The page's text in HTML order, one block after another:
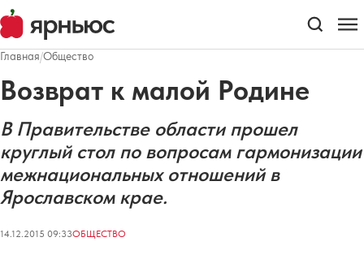
Главная/Общество
Возврат к малой Родине
В Правительстве области прошел
круглый стол по вопросам гармонизации
межнациональных отношений в
Ярославском крае.
14.12.2015 09:33ОБЩЕСТВО